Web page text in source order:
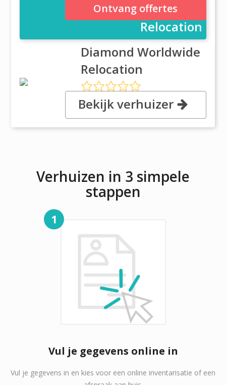
Diamond Worldwide
Relocation
Diamond Worldwide
Relocation
, 1944 Hendersonville Road Bldg.
C-1, 28803 Asheville, NC
Ontvang offertes
Bekijk verhuizer
Verhuizen in 3 simpele
stappen
1
Vul je gegevens online in
Vul je gegevens in en kies voor een online inventarisatie of een